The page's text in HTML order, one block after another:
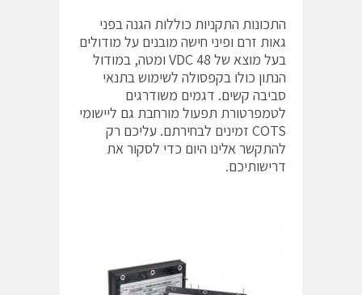
התכונות התקניות כוללות הגנה בפני
גאות זרם ופיני חישה מובנים על מודולים
בעל מוצא של 48 VDC ומטה, במודול
הנתון כולו בקפסולה לשימוש בתנאי
סביבה קשים. דגמים משודרגים
לטמפרטורת תפעול מורחבת גם ליישומי
COTS זמינים לבחירתם. עליכם רק
להתקשר אלינו היום כדי לסקור את
דרישותיכם.